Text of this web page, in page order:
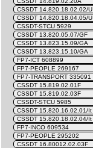
CSSDT 14.820.18.02.02/U
CSSDT 14.820.18.04.05/U
CSSDT-STCU 5929
CSSDT 13.820.05.07/GF
CSSDT 13.823.15.09/GA
CSSDT 13.823.15.10/GA
FP7-ICT 608899
FP7-PEOPLE 269167
FP7-TRANSPORT 335091
CSSDT 15.819.02.01F
CSSDT 15.819.02.03F
CSSDT-STCU 5985
CSSDT 15.820.16.02.01/It
CSSDT 15.820.18.02.04/It
FP7-INCO 609534
FP7-PEOPLE 295202
CSSDT 16.80012.02.03F